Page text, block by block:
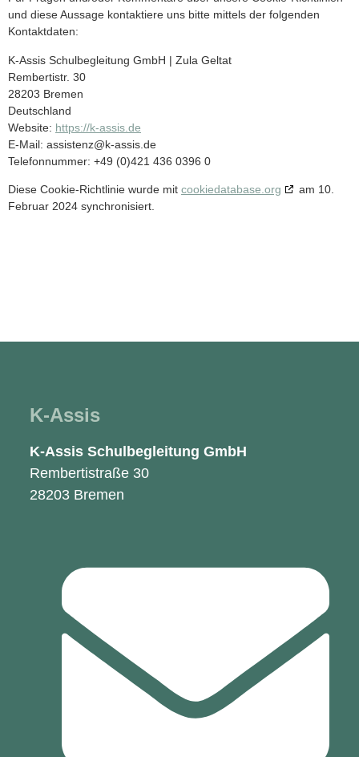
und diese Aussage kontaktiere uns bitte mittels der folgenden
Kontaktdaten:
K-Assis Schulbegleitung GmbH | Zula Geltat
Rembertistr. 30
28203 Bremen
Deutschland
Website: https://k-assis.de
E-Mail: assistenz@k-assis.de
Telefonnummer: +49 (0)421 436 0396 0
Diese Cookie-Richtlinie wurde mit cookiedatabase.org
am 10.
Februar 2024 synchronisiert.
K-Assis
K-Assis Schulbegleitung GmbH
Rembertistraße 30
28203 Bremen